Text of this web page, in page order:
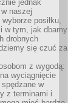
jednak
naszej
posiłku,
w tym, jak dbamy
drobnych
się czuć za
z wygodą:
wyciągnięcie
w
z terminami i